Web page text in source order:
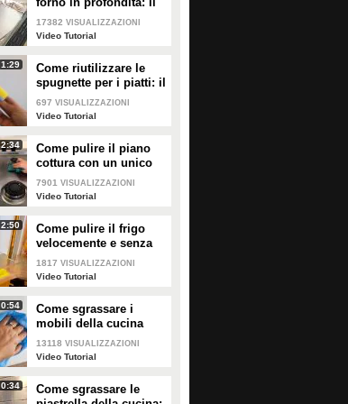
trucchetto con la
stagnola
17382 VISUALIZZAZIONI
Video Tutorial
1:29
Come riutilizzare le
spugnette per i piatti: il
metodo utile da
provare
697 VISUALIZZAZIONI
Video Tutorial
2:34
Come pulire il piano
cottura con un unico
ingredienti naturale
7901 VISUALIZZAZIONI
Video Tutorial
2:50
Come pulire il frigo
velocemente e senza
fatica
1817 VISUALIZZAZIONI
Video Tutorial
0:54
Come sgrassare i
mobili della cucina
con ingredienti
casalinghi
13118 VISUALIZZAZIONI
Video Tutorial
0:34
Come sgrassare le
• diVideo Tutorial